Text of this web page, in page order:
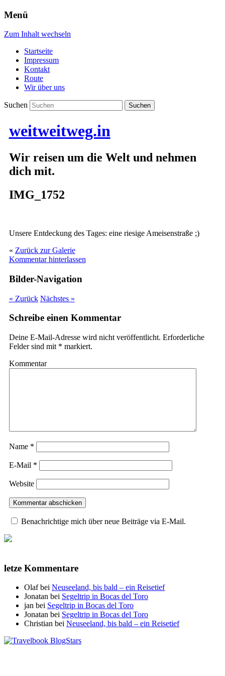
Menü
Zum Inhalt wechseln
Startseite
Impressum
Kontakt
Route
Wir über uns
Suchen
weitweitweg.in
Wir reisen um die Welt und nehmen
dich mit.
IMG_1752
Unsere Entdeckung des Tages: eine riesige Ameisenstraße ;)
« Zurück zur Galerie
Kommentar hinterlassen
Bilder-Navigation
« Zurück Nächstes »
Schreibe einen Kommentar
Deine E-Mail-Adresse wird nicht veröffentlicht. Erforderliche
Felder sind mit * markiert.
Kommentar
Name *
E-Mail *
Website
Benachrichtige mich über neue Beiträge via E-Mail.
letze Kommentare
Olafbei Neuseeland, bis bald – ein Reisetief
Jonatan bei Segeltrip in Bocas del Toro
jan bei Segeltrip in Bocas del Toro
Jonatan bei Segeltrip in Bocas del Toro
Christian bei Neuseeland, bis bald – ein Reisetief